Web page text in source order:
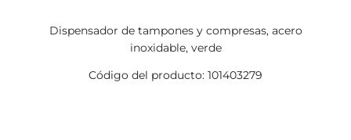
Dispensador de tampones y compresas, acero
inoxidable, verde
Código del producto: 101403279